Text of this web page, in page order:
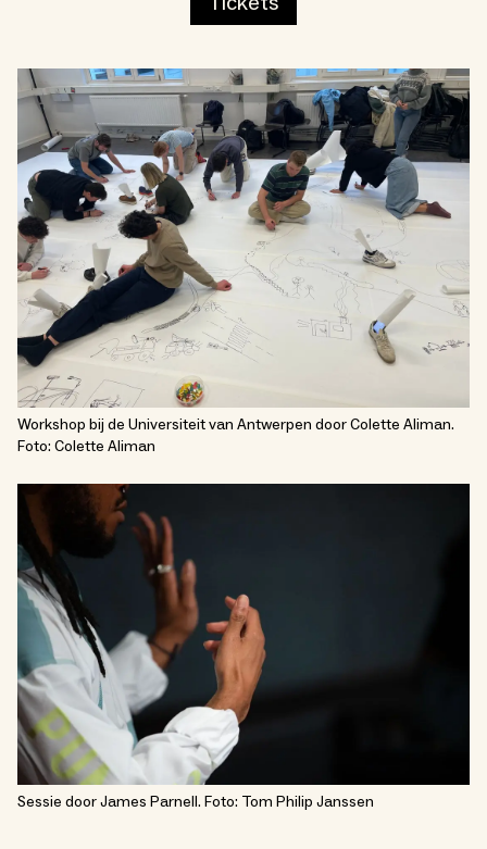
Workshop bij de Universiteit van Antwerpen door Colette Aliman.
Foto: Colette Aliman
Sessie door James Parnell. Foto: Tom Philip Janssen